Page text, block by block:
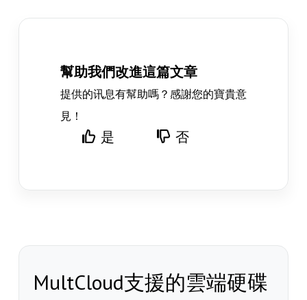
幫助我們改進這篇文章
提供的讯息有幫助嗎？感謝您的寶貴意
見！
是 否
MultCloud支援的雲端硬碟